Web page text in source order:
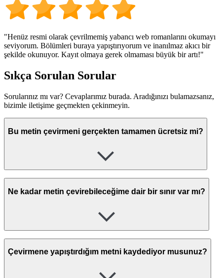
"Henüz resmi olarak çevrilmemiş yabancı web romanlarını okumayı
seviyorum. Bölümleri buraya yapıştırıyorum ve inanılmaz akıcı bir
şekilde okunuyor. Kayıt olmaya gerek olmaması büyük bir artı!"
Sıkça Sorulan Sorular
Sorularınız mı var? Cevaplarımız burada. Aradığınızı bulamazsanız,
bizimle iletişime geçmekten çekinmeyin.
Bu metin çevirmeni gerçekten tamamen ücretsiz mi?
Ne kadar metin çevirebileceğime dair bir sınır var mı?
Çevirmene yapıştırdığım metni kaydediyor musunuz?